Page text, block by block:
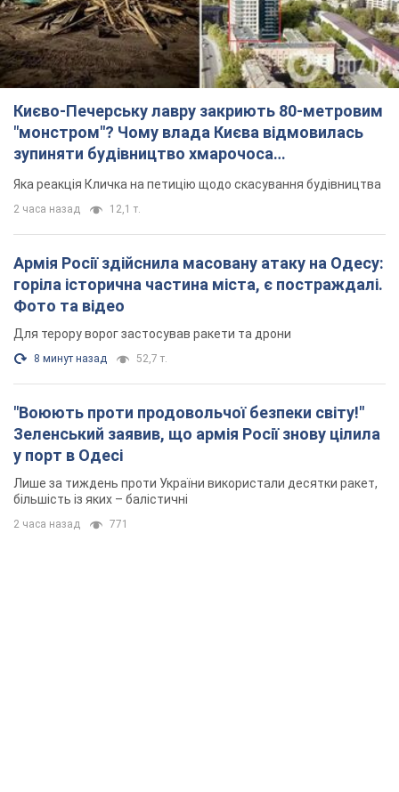
Києво-Печерську лавру закриють 80-метровим
"монстром"? Чому влада Києва відмовилась
зупиняти будівництво хмарочоса
"московського вірянина"
Яка реакція Кличка на петицію щодо скасування будівництва
2 часа назад 12,1 т.
Армія Росії здійснила масовану атаку на Одесу:
горіла історична частина міста, є постраждалі.
Фото та відео
Для терору ворог застосував ракети та дрони
8 минут назад 52,7 т.
"Воюють проти продовольчої безпеки світу!"
Зеленський заявив, що армія Росії знову цілила
у порт в Одесі
Лише за тиждень проти України використали десятки ракет,
більшість із яких – балістичні
2 часа назад 771